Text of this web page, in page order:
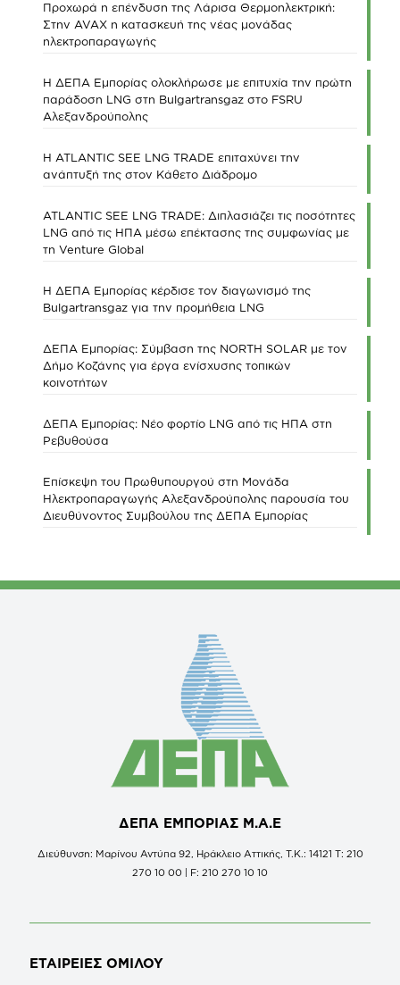
Προχωρά η επένδυση της Λάρισα Θερμοηλεκτρική:
Στην AVAX η κατασκευή της νέας μονάδας
ηλεκτροπαραγωγής
Η ΔΕΠΑ Εμπορίας ολοκλήρωσε με επιτυχία την πρώτη
παράδοση LNG στη Bulgartransgaz στο FSRU
Αλεξανδρούπολης
Η ATLANTIC SEE LNG TRADE επιταχύνει την
ανάπτυξή της στον Κάθετο Διάδρομο
ATLANTIC SEE LNG TRADE: Διπλασιάζει τις ποσότητες
LNG από τις ΗΠΑ μέσω επέκτασης της συμφωνίας με
τη Venture Global
Η ΔΕΠΑ Εμπορίας κέρδισε τον διαγωνισμό της
Bulgartransgaz για την προμήθεια LNG
ΔΕΠΑ Εμπορίας: Σύμβαση της NORTH SOLAR με τον
Δήμο Κοζάνης για έργα ενίσχυσης τοπικών
κοινοτήτων
ΔΕΠΑ Εμπορίας: Νέο φορτίο LNG από τις ΗΠΑ στη
Ρεβυθούσα
Επίσκεψη του Πρωθυπουργού στη Μονάδα
Ηλεκτροπαραγωγής Αλεξανδρούπολης παρουσία του
Διευθύνοντος Συμβούλου της ΔΕΠΑ Εμπορίας
ΔΕΠΑ ΕΜΠΟΡΙΑΣ Μ.Α.Ε
Διεύθυνση: Μαρίνου Αντύπα 92, Ηράκλειο Αττικής, Τ.Κ.: 14121 Τ: 210
270 10 00 | F: 210 270 10 10
ΕΤΑΙΡΕΙΕΣ ΟΜΙΛΟΥ